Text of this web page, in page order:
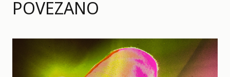
POVEZANO